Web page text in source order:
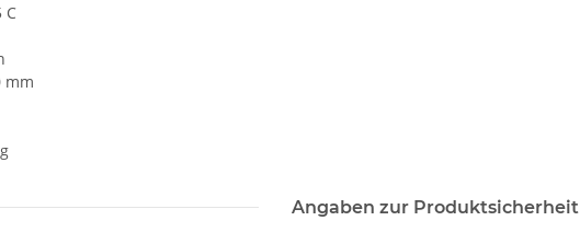
C
mm
Angaben zur Produktsicherheit